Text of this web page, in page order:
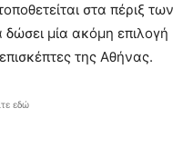
στα πέριξ των
μία ακόμη επιλογή
της Αθήνας.
εδώ